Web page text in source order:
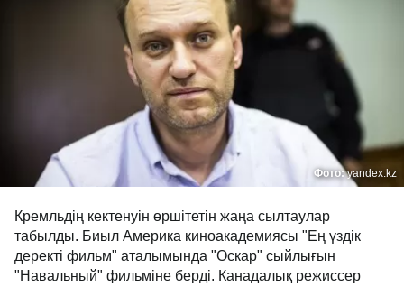
Фото:yandex.kz
Кремльдің кектенуін өршітетін жаңа сылтаулар
табылды. Биыл Америка киноакадемиясы "Ең үздік
деректі фильм" аталымында "Оскар" сыйлығын
"Навальный" фильміне берді. Канадалық режиссер